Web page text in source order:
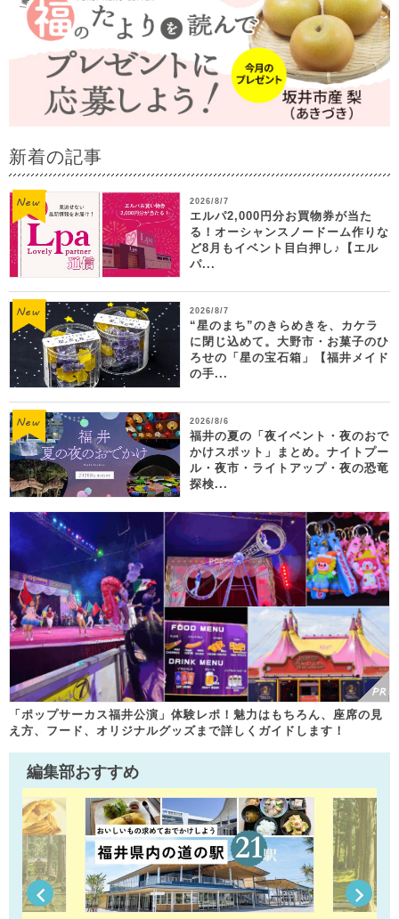
新着の記事
2026/8/7
エルパ2,000円分お買物券が当た
る！オーシャンスノードーム作りな
ど8月もイベント目白押し♪【エル
パ...
2026/8/7
“星のまち”のきらめきを、カケラ
に閉じ込めて。大野市・お菓子のひ
ろせの「星の宝石箱」【福井メイド
の手...
2026/8/6
福井の夏の「夜イベント・夜のおで
かけスポット」まとめ。ナイトプー
ル・夜市・ライトアップ・夜の恐竜
探検...
「ポップサーカス福井公演」体験レポ！魅力はもちろん、座席の見
え方、フード、オリジナルグッズまで詳しくガイドします！
編集部おすすめ